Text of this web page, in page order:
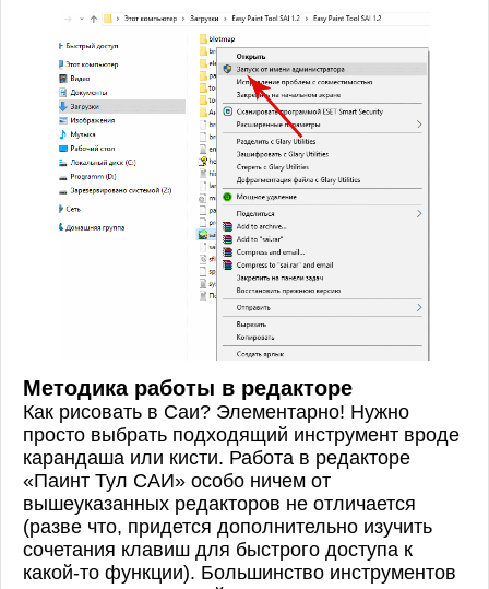
Методика работы в редакторе
Как рисовать в Саи? Элементарно! Нужно
просто выбрать подходящий инструмент вроде
карандаша или кисти. Работа в редакторе
«Паинт Тул САИ» особо ничем от
вышеуказанных редакторов не отличается
(разве что, придется дополнительно изучить
сочетания клавиш для быстрого доступа к
какой-то функции). Большинство инструментов